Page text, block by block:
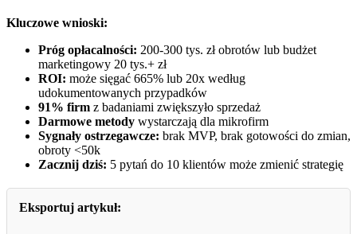
Kluczowe wnioski:
Próg opłacalności: 200-300 tys. zł obrotów lub budżet
marketingowy 20 tys.+ zł
ROI: może sięgać 665% lub 20x według
udokumentowanych przypadków
91% firm z badaniami zwiększyło sprzedaż
Darmowe metody wystarczają dla mikrofirm
Sygnały ostrzegawcze: brak MVP, brak gotowości do zmian,
obroty <50k
Zacznij dziś: 5 pytań do 10 klientów może zmienić strategię
Eksportuj artykuł: